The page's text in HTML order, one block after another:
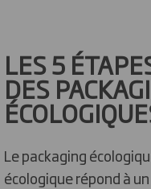
LES 5
DES
Le packaging
écologique répond à